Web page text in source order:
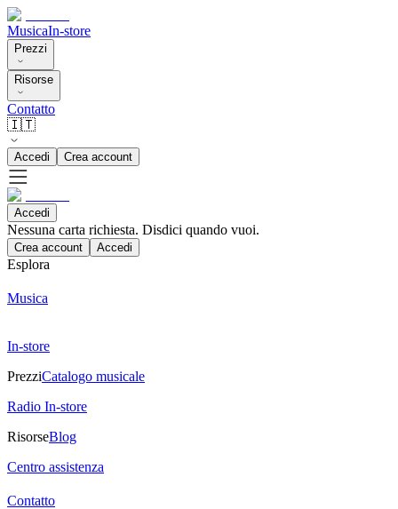
MusicaIn-store
Prezzi
Risorse
Contatto
🇮🇹
Accedi Crea account
Accedi
Nessuna carta richiesta. Disdici quando vuoi.
Crea account Accedi
Esplora
Musica
In-store
PrezziCatalogo musicale
Radio In-store
RisorseBlog
Centro assistenza
Contatto